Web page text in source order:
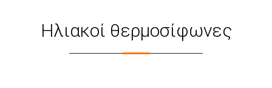
Ηλιακοί θερμοσίφωνες